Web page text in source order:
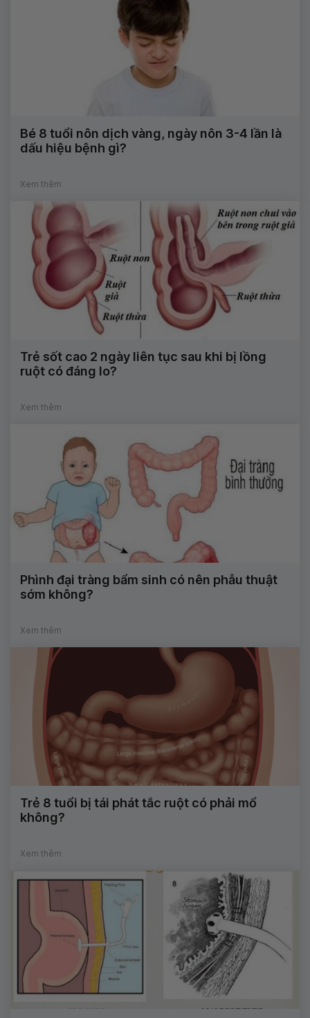
Bé 8 tuổi nôn dịch vàng, ngày nôn 3-4 lần là
dấu hiệu bệnh gì?
Xem thêm
Trẻ sốt cao 2 ngày liên tục sau khi bị lồng
ruột có đáng lo?
Xem thêm
Phình đại tràng bẩm sinh có nên phẫu thuật
sớm không?
Xem thêm
Trẻ 8 tuổi bị tái phát tắc ruột có phải mổ
không?
Xem thêm